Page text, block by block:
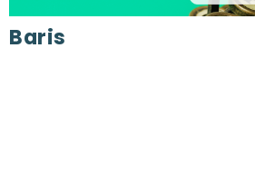
Baris